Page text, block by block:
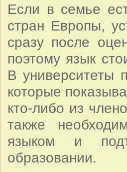
Если в семье
стран Европы,
сразу после
поэтому язык
В университеты
которые
кто-либо из
также
языком и
образовании.